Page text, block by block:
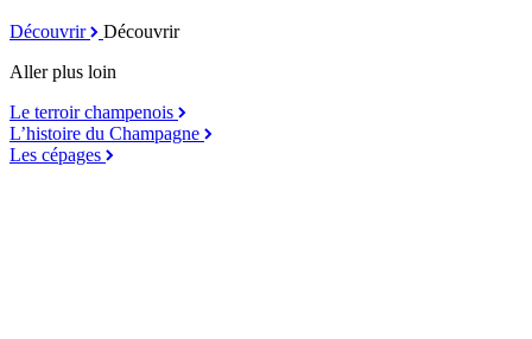
Découvrir
Découvrir
Aller plus loin
Le terroir champenois
L’histoire du Champagne
Les cépages